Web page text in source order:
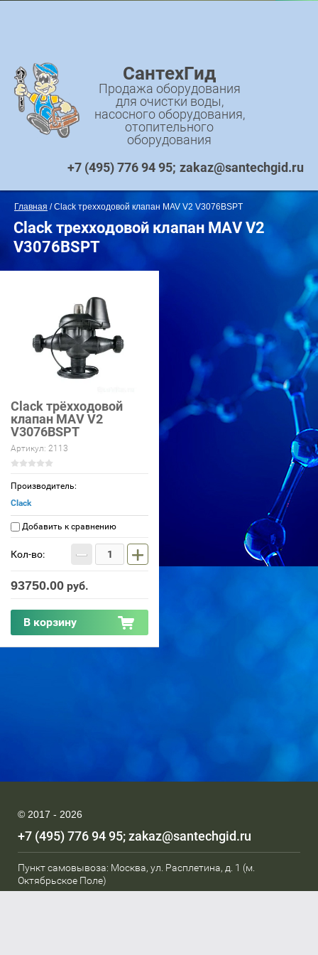
СантехГид
Продажа оборудования
для очистки воды,
насосного оборудования,
отопительного
оборудования
+7 (495) 776 94 95 zakaz@santechgid.ru
Главная / Clack трехходовой клапан MAV V2 V3076BSPT
Clack трехходовой клапан MAV V2
V3076BSPT
Clack трёхходовой
клапан MAV V2
V3076BSPT
Артикул: 2113
Производитель:
Clack
Добавить к сравнению
Кол-во: − +
93750.00 руб.
В корзину
© 2017 - 2026
+7 (495) 776 94 95 zakaz@santechgid.ru
Пункт самовывоза: Москва, ул. Расплетина, д. 1 (м.
Октябрьское Поле)